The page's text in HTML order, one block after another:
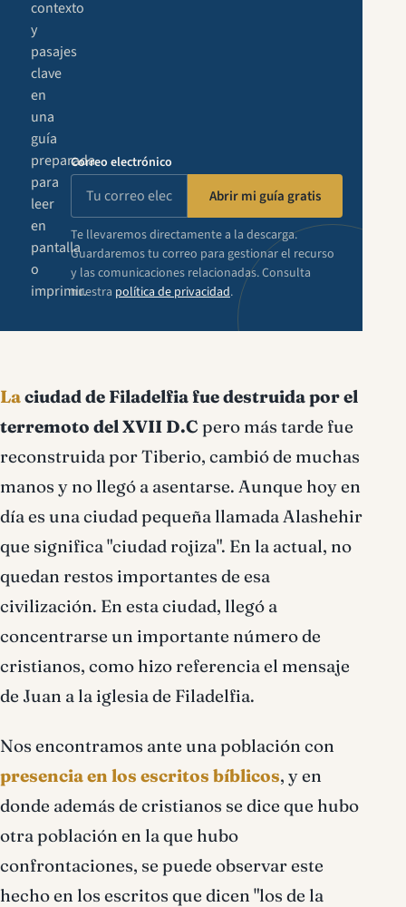
contexto
y
pasajes
clave
en
una
guía
preparada
para
leer
en
pantalla
o
imprimir.
Correo electrónico
Abrir mi guía gratis
Te llevaremos directamente a la descarga.
Guardaremos tu correo para gestionar el recurso
y las comunicaciones relacionadas. Consulta
nuestra política de privacidad.
Laciudad de Filadelfia fue destruida por el
terremoto del XVII D.C pero más tarde fue
reconstruida por Tiberio, cambió de muchas
manos y no llegó a asentarse. Aunque hoy en
día es una ciudad pequeña llamada Alashehir
que significa "ciudad rojiza". En la actual, no
quedan restos importantes de esa
civilización. En esta ciudad, llegó a
concentrarse un importante número de
cristianos, como hizo referencia el mensaje
de Juan a la iglesia de Filadelfia.
Nos encontramos ante una población con
presencia en los escritos bíblicos, y en
donde además de cristianos se dice que hubo
otra población en la que hubo
confrontaciones, se puede observar este
hecho en los escritos que dicen "los de la